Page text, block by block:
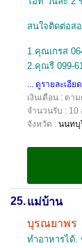
สนใจติดต่อส
1.คุณเกรส
2.คุณรี 099-
... ดูรายละเอีย
เงินเดือน : ตา
จำนวนรับ : 10
จังหวัด : นนทบุ
25.แม่บ้าน
บุรณยาพร
ทำอาหารได้